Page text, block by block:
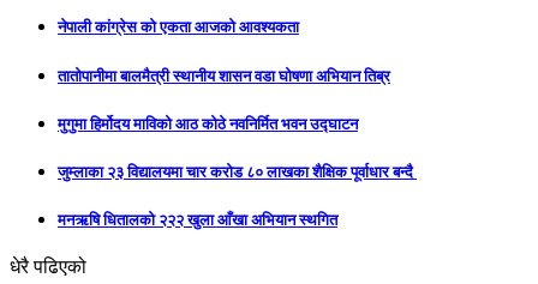
नेपाली कांग्रेस को एकता आजको आवश्यकता
तातोपानीमा बालमैत्री स्थानीय शासन वडा घोषणा अभियान तिब्र
मुगुमा हिर्मोदय माविको आठ कोठे नवनिर्मित भवन उद्घाटन
जुम्लाका २३ विद्यालयमा चार करोड ८० लाखका शैक्षिक पूर्वाधार बन्दै
मनऋषि धितालको २२२ खुला आँखा अभियान स्थगित
धेरै पढिएको